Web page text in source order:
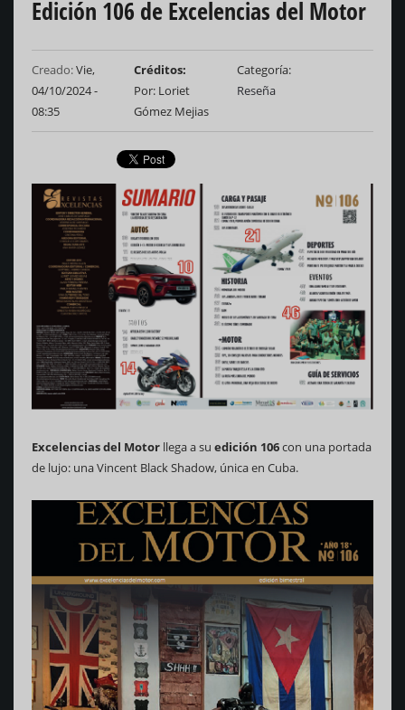
Edición 106 de Excelencias del Motor
Creado:Vie,
04/10/2024 -
08:35
Créditos
Por: Loriet
Gómez Mejias
Categoría
Reseña
Excelencias del Motor llega a su edición 106con una portada
de lujo: una Vincent Black Shadow, única en Cuba.